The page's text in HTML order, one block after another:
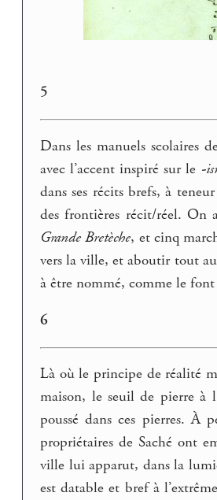
5
Dans les manuels scolaires
avec l’accent inspiré sur le -
dans ses récits brefs, à
des frontières récit/réel. On
Grande Bretèche, et cinq
vers la ville, et aboutir tout
à être nommé, comme le
6
Là où le principe de réalité
maison, le seuil de pierre à
poussé dans ces pierres. À
propriétaires de Saché ont
ville lui apparut, dans la
est datable et bref à